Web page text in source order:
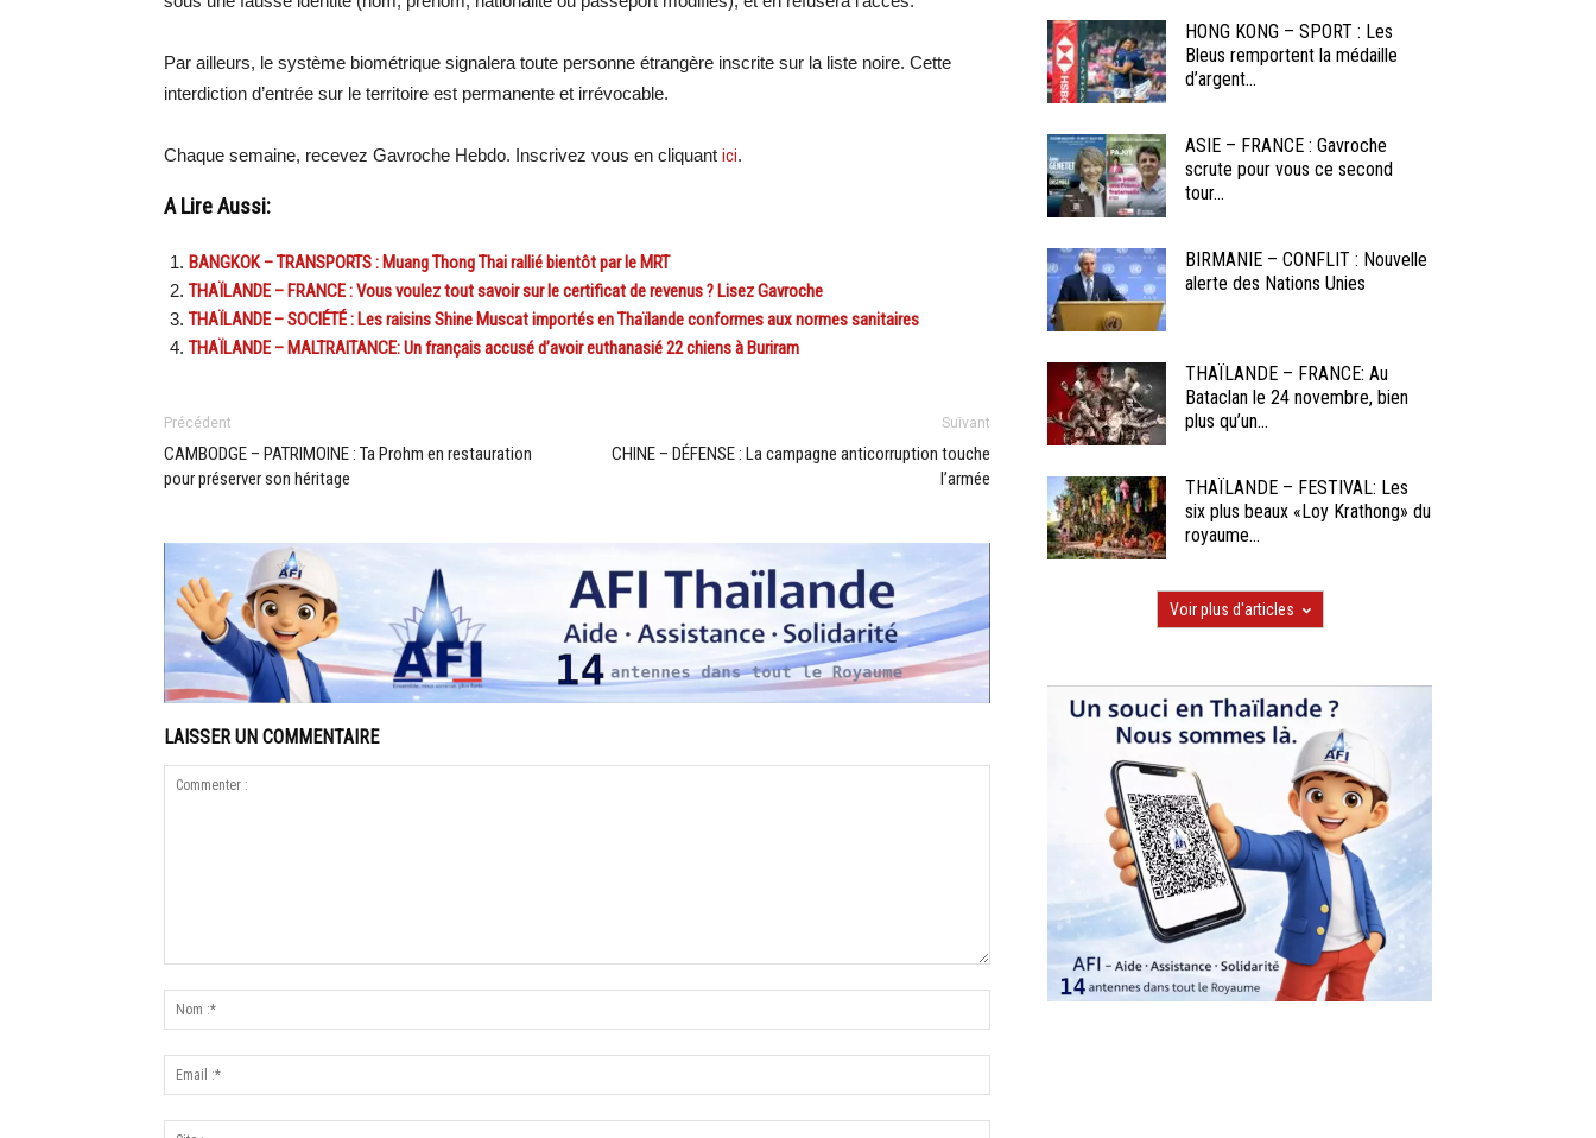
Par ailleurs, le système biométrique signalera toute personne étrangère inscrite sur la liste noire. Cette
interdiction d’entrée sur le territoire est permanente et irrévocable.
Chaque semaine, recevez Gavroche Hebdo. Inscrivez vous en cliquant ici.
A Lire Aussi:
BANGKOK – TRANSPORTS : Muang Thong Thai rallié bientôt par le MRT
THAÏLANDE – FRANCE : Vous voulez tout savoir sur le certificat de revenus ? Lisez Gavroche
THAÏLANDE – SOCIÉTÉ : Les raisins Shine Muscat importés en Thaïlande conformes aux normes sanitaires
THAÏLANDE – MALTRAITANCE: Un français accusé d’avoir euthanasié 22 chiens à Buriram
Précédent
CAMBODGE – PATRIMOINE : Ta Prohm en restauration
pour préserver son héritage
Suivant
CHINE – DÉFENSE : La campagne anticorruption touche
l’armée
LAISSER UN COMMENTAIRE
HONG KONG – SPORT : Les
Bleus remportent la médaille
d’argent...
ASIE – FRANCE : Gavroche
scrute pour vous ce second
tour...
BIRMANIE – CONFLIT : Nouvelle
alerte des Nations Unies
THAÏLANDE – FRANCE: Au
Bataclan le 24 novembre, bien
plus qu’un...
THAÏLANDE – FESTIVAL: Les
six plus beaux «Loy Krathong» du
royaume...
Voir plus d'articles